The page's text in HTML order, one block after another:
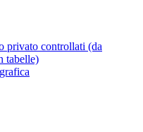
privato controllati (da
tabelle)